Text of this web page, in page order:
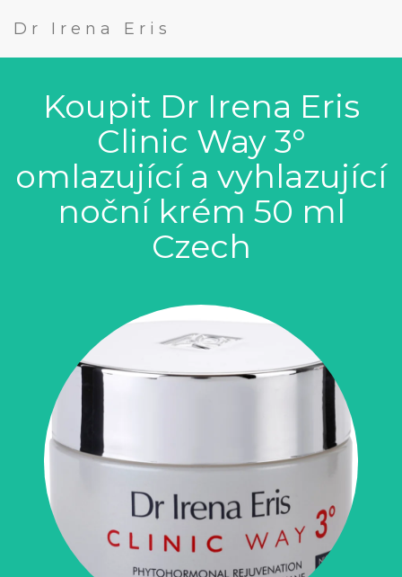
Dr Irena Eris
Koupit Dr Irena Eris
Clinic Way 3°
omlazující a vyhlazující
noční krém 50 ml
Czech